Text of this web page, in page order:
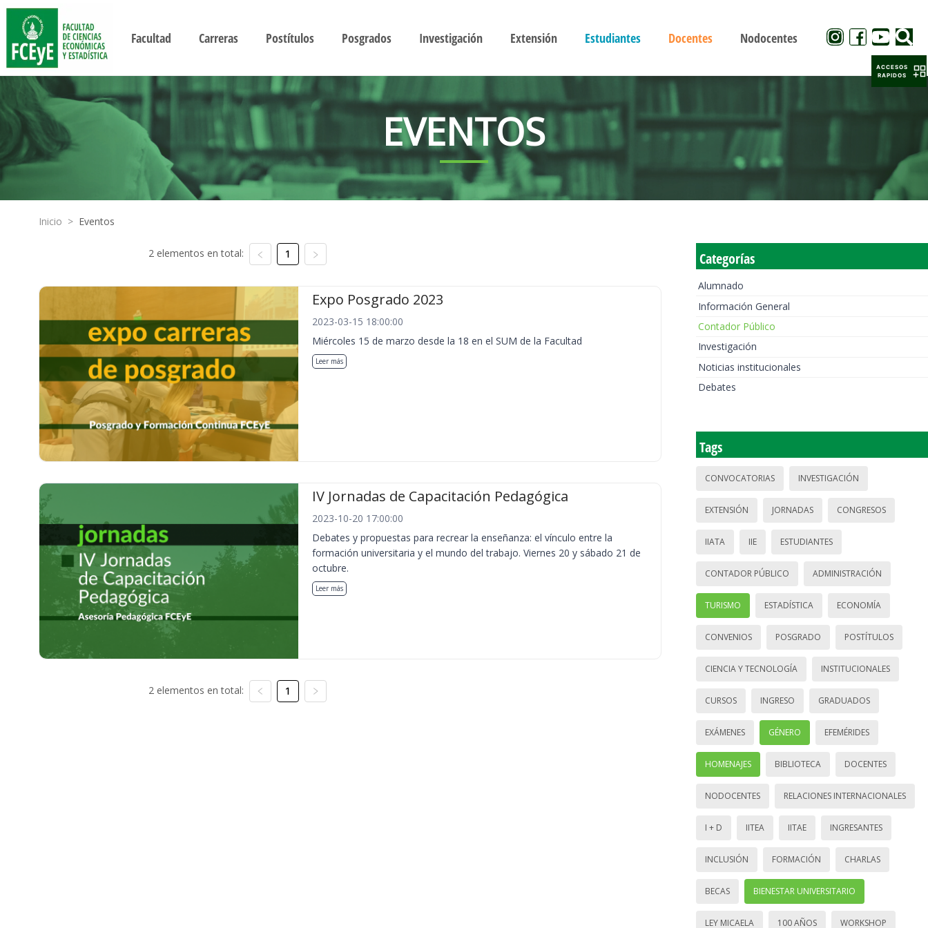
Facultad Carreras Postítulos Posgrados Investigación Extensión Estudiantes Docentes Nodocentes
EVENTOS
Inicio > Eventos
2 elementos en total: 1
Expo Posgrado 2023
2023-03-15 18:00:00
Miércoles 15 de marzo desde la 18 en el SUM de la Facultad
Leer más
IV Jornadas de Capacitación Pedagógica
2023-10-20 17:00:00
Debates y propuestas para recrear la enseñanza: el vínculo entre la
formación universitaria y el mundo del trabajo. Viernes 20 y sábado 21 de
octubre.
Leer más
2 elementos en total: 1
Categorías
Alumnado
Información General
Contador Público
Investigación
Noticias institucionales
Debates
Tags
CONVOCATORIAS INVESTIGACIÓN
EXTENSIÓN JORNADAS CONGRESOS
IIATA IIE ESTUDIANTES
CONTADOR PÚBLICO ADMINISTRACIÓN
TURISMO ESTADÍSTICA ECONOMÍA
CONVENIOS POSGRADO POSTÍTULOS
CIENCIA Y TECNOLOGÍA INSTITUCIONALES
CURSOS INGRESO GRADUADOS
EXÁMENES GÉNERO EFEMÉRIDES
HOMENAJES BIBLIOTECA DOCENTES
NODOCENTES RELACIONES INTERNACIONALES
I + D IITEA IITAE INGRESANTES
INCLUSIÓN FORMACIÓN CHARLAS
BECAS BIENESTAR UNIVERSITARIO
LEY MICAELA 100 AÑOS WORKSHOP
ACCESOS
RAPIDOS